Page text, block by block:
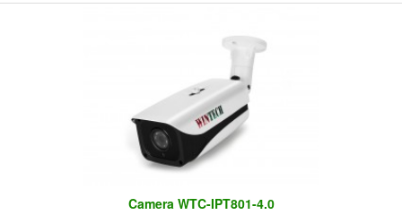
Camera WTC-IPT801-4.0